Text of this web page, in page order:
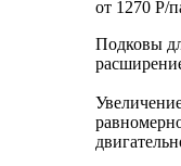
от 1270 P/
Подковы